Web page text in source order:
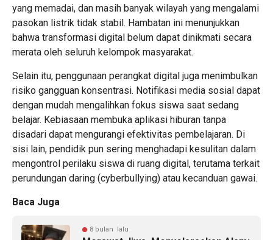
yang memadai, dan masih banyak wilayah yang mengalami
pasokan listrik tidak stabil. Hambatan ini menunjukkan
bahwa transformasi digital belum dapat dinikmati secara
merata oleh seluruh kelompok masyarakat.
Selain itu, penggunaan perangkat digital juga menimbulkan
risiko gangguan konsentrasi. Notifikasi media sosial dapat
dengan mudah mengalihkan fokus siswa saat sedang
belajar. Kebiasaan membuka aplikasi hiburan tanpa
disadari dapat mengurangi efektivitas pembelajaran. Di
sisi lain, pendidik pun sering menghadapi kesulitan dalam
mengontrol perilaku siswa di ruang digital, terutama terkait
perundungan daring (cyberbullying) atau kecanduan gawai.
Baca Juga
8 bulan lalu